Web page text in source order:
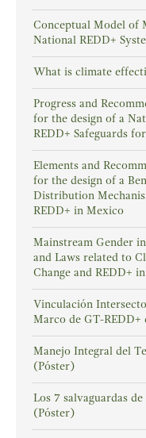
Conceptual Model of
National REDD+
What is climate
Progress and
for the design of a
REDD+ Safeguards
Elements and
for the design of a
Distribution
REDD+ in Mexico
Mainstream Gender
and Laws related to
Change and REDD+
Vinculación
Marco de GT-REDD+
Manejo Integral del
(Póster)
Los 7 salvaguardas de
(Póster)